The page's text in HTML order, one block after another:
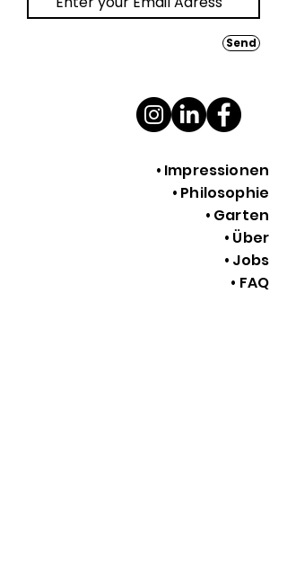
Send
• Impressionen
• Philosophie
• Garten
• Über
• Jobs
• FAQ